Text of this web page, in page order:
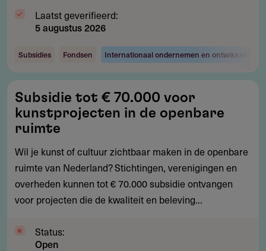
Laatst geverifieerd:
5 augustus 2026
Subsidies Fondsen Internationaal ondernemen en
tot
€
70.000
voor
kunstprojecten
in
de
ruimte
Subsidie tot € 70.000 voor
kunstprojecten in de openbare
ruimte
Wil je kunst of cultuur zichtbaar maken in de openbare
ruimte van Nederland? Stichtingen, verenigingen en
overheden kunnen tot € 70.000 subsidie ontvangen
voor projecten die de kwaliteit en beleving...
Status:
Open